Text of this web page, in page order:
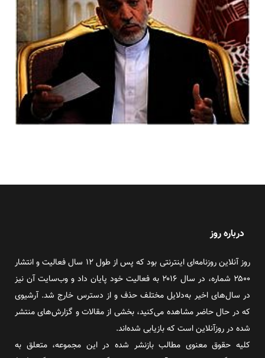
درباره روز
روز آنلاین روزنامه‌ای اینترنتی بود که پس از طول ۱۲ سال فعالیت و انتشار
۲۵۰۰ شماره، در سال ۲۰۱۶ به فعالیت خود پایان داد و وب‌سایت آن نیز
در سال‌های اخیر به‌دلایل مختلف حذف و از دسترس خارج شد. آرشیوی
که در حال حاضر مشاهده می‌کنید، بخشی از مقالات و گزارش‌های منتشر
شده در روزآنلاین است که بازیابی شده‌اند.
کلیه حقوق معنوی مطالب بازنشر شده در این مجموعه، متعلق به